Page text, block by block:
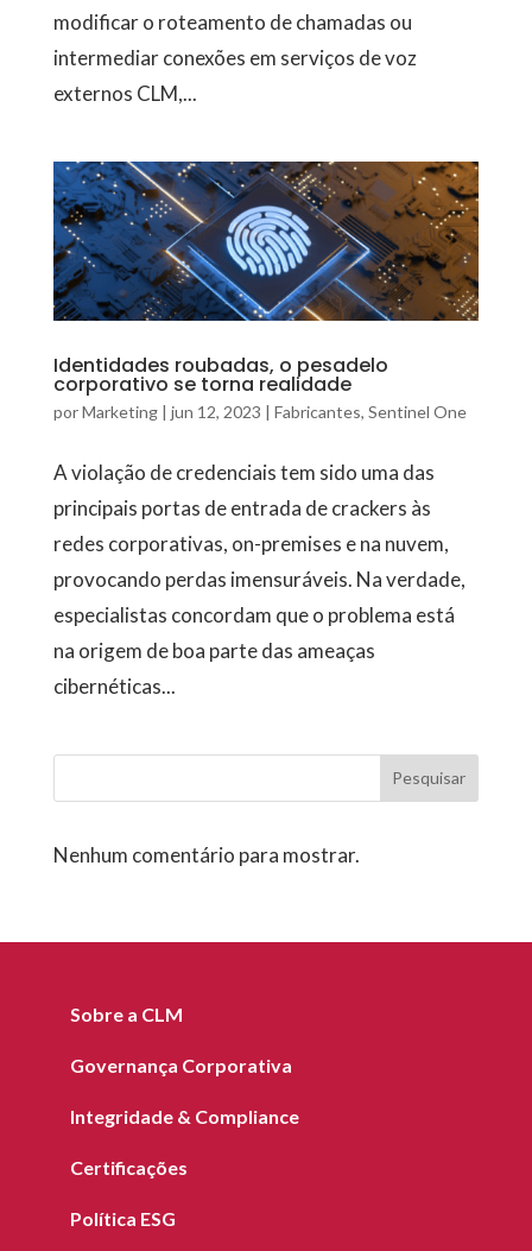
modificar o roteamento de chamadas ou
intermediar conexões em serviços de voz
externos CLM,...
Identidades roubadas, o pesadelo
corporativo se torna realidade
porMarketing| jun 12, 2023 | Fabricantes, Sentinel One
A violação de credenciais tem sido uma das
principais portas de entrada de crackers às
redes corporativas, on-premises e na nuvem,
provocando perdas imensuráveis. Na verdade,
especialistas concordam que o problema está
na origem de boa parte das ameaças
cibernéticas...
Pesquisar
Nenhum comentário para mostrar.
Sobre a CLM
Governança Corporativa
Integridade & Compliance
Certificações
Política ESG